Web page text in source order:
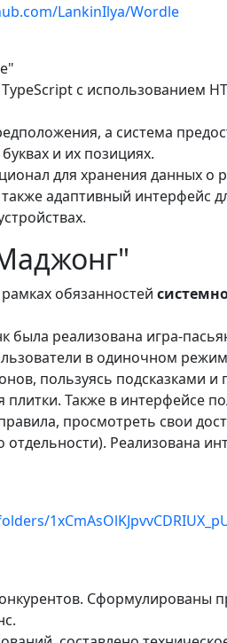
LankinIlya/Wordle
с использованием
а система
и их позициях.
для хранения данных о
адаптивный интерфейс
обязанностей
реализована игра-
в одиночном
пользуясь подсказками и
Также в интерфейсе
просмотреть свои
Реализована
Сформулированы